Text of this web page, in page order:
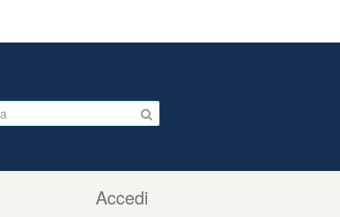
Accedi